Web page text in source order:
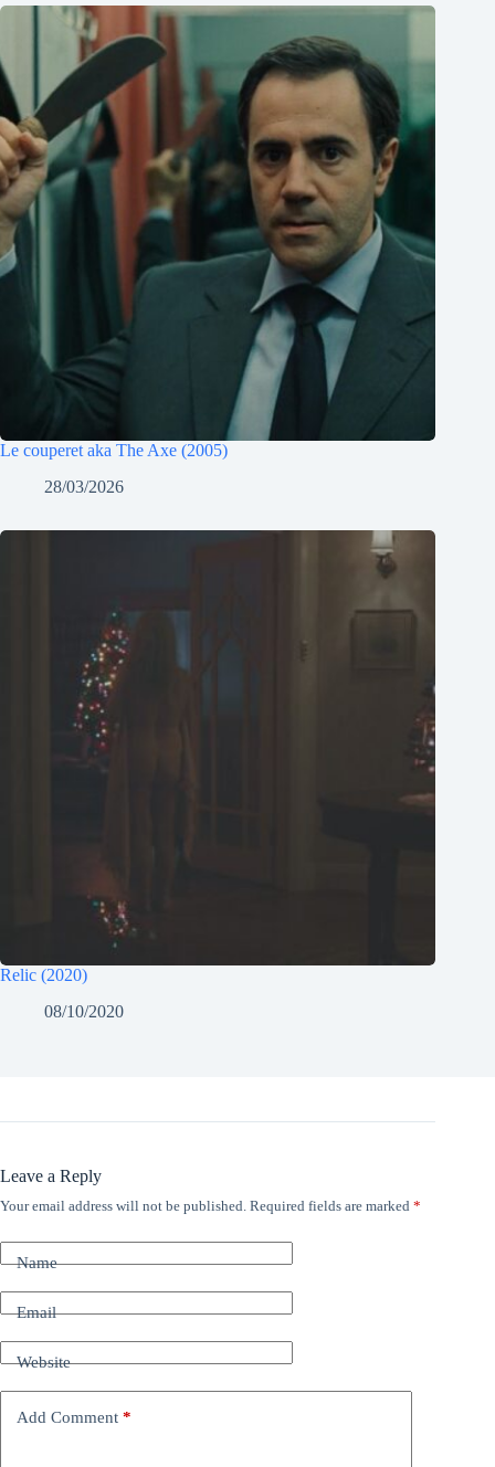
Le couperet aka The Axe (2005)
28/03/2026
Relic (2020)
08/10/2020
Leave a Reply
Your email address will not be published. Required fields are marked *
Name
Email
Website
Add Comment *